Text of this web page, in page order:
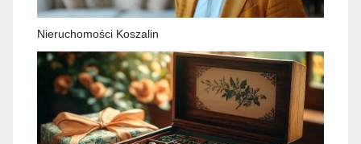
Nieruchomości Koszalin